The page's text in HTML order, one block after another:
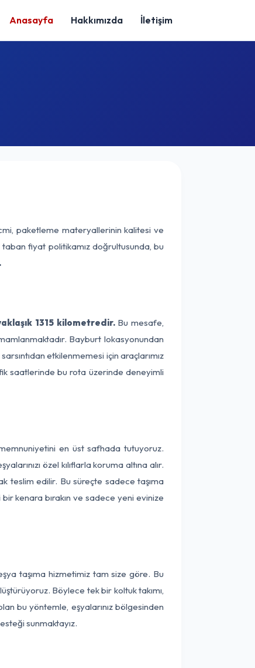
Anasayfa Hakkımızda İletişim
paketleme materyallerinin kalitesi ve
fiyat politikamız doğrultusunda, bu
1315 kilometredir.Bu mesafe,
Bayburt lokasyonundan
etkilenmemesi için araçlarımız
saatlerinde bu rota üzerinde deneyimli
en üst safhada tutuyoruz.
özel kılıflarla koruma altına alır.
teslim edilir. Bu süreçte sadece taşıma
bir kenara bırakın ve sadece yeni evinize
taşıma hizmetimiz tam size göre. Bu
Böylece tek bir koltuk takımı,
bu yöntemle, eşyalarınız bölgesinden
sunmaktayız.